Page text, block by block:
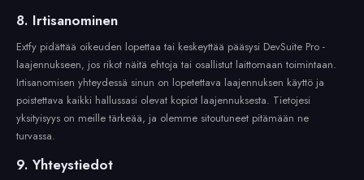
8. Irtisanominen
Extfy pidättää oikeuden lopettaa tai keskeyttää pääsysi DevSuite Pro -
laajennukseen, jos rikot näitä ehtoja tai osallistut laittomaan toimintaan.
Irtisanomisen yhteydessä sinun on lopetettava laajennuksen käyttö ja
poistettava kaikki hallussasi olevat kopiot laajennuksesta. Tietojesi
yksityisyys on meille tärkeää, ja olemme sitoutuneet pitämään ne
turvassa.
9. Yhteystiedot